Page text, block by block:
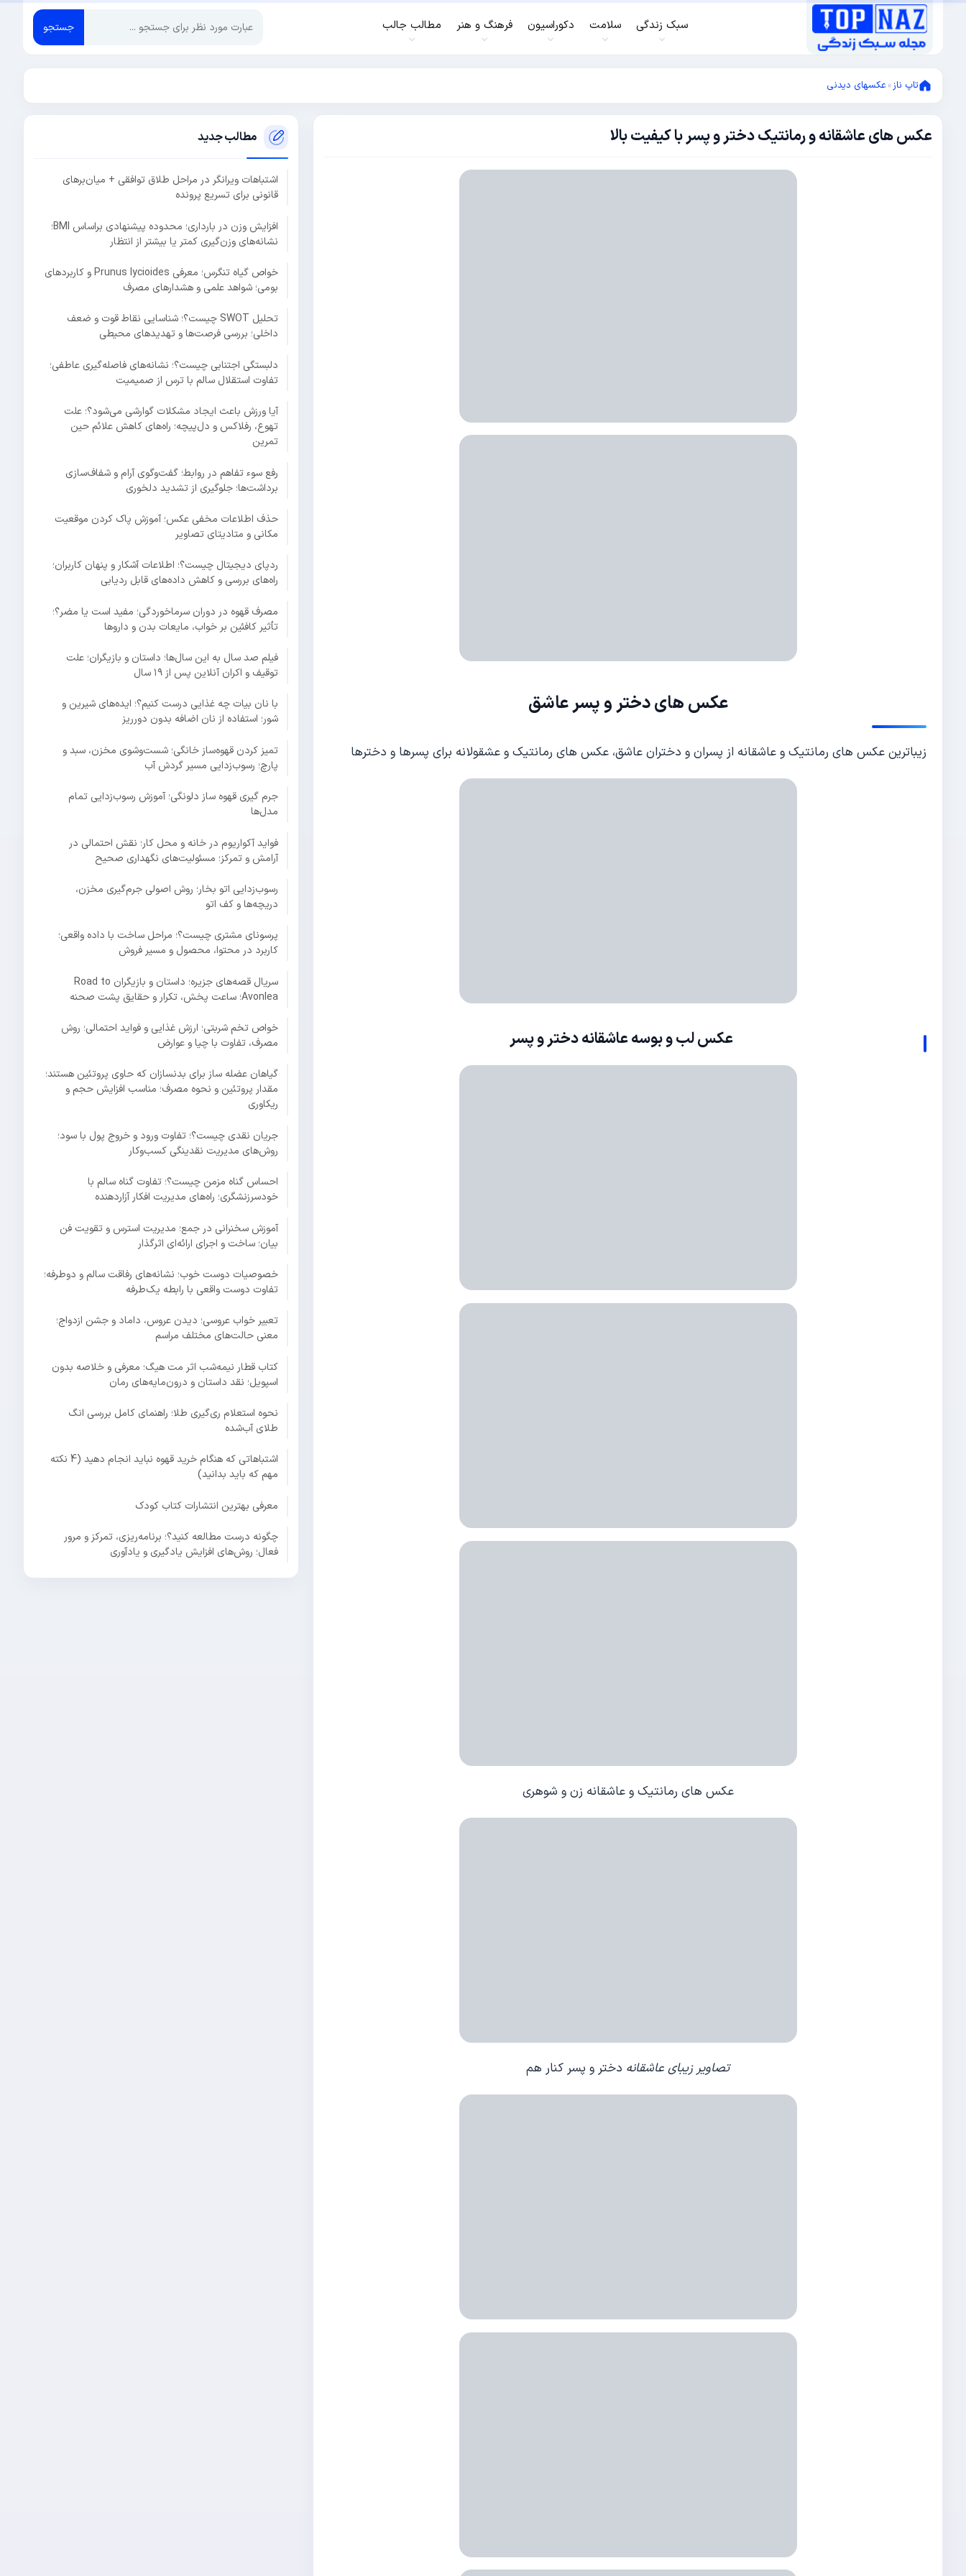
سبک زندگی سلامت دکوراسیون فرهنگ و هنر مطالب جالب جستجو
تاپ ناز»عکسهای دیدنی
عکس های عاشقانه و رمانتیک دختر و پسر با کیفیت بالا
نوامبر
عکس های دختر و پسر عاشق
زیباترین عکس های رمانتیک و عاشقانه از پسران و دختران عاشق، عکس های رمانتیک و عشقولانه برای پسرها و دخترها
عکس لب و بوسه عاشقانه دختر و پسر
عکس های رمانتیک و عاشقانه زن و شوهری
تصاویر زیبای عاشقانه دختر و پسر کنار هم
مطالب جدید
اشتباهات ویرانگر در مراحل طلاق توافقی + میان‌برهای
قانونی برای تسریع پرونده
افزایش وزن در بارداری؛ محدوده پیشنهادی براساس BMI؛
نشانه‌های وزن‌گیری کمتر یا بیشتر از انتظار
خواص گیاه تنگرس؛ معرفی Prunus lycioides و کاربردهای
بومی؛ شواهد علمی و هشدارهای مصرف
تحلیل SWOT چیست؟؛ شناسایی نقاط قوت و ضعف
داخلی؛ بررسی فرصت‌ها و تهدیدهای محیطی
دلبستگی اجتنابی چیست؟؛ نشانه‌های فاصله‌گیری عاطفی؛
تفاوت استقلال سالم با ترس از صمیمیت
آیا ورزش باعث ایجاد مشکلات گوارشی می‌شود؟؛ علت
تهوع، رفلاکس و دل‌پیچه؛ راه‌های کاهش علائم حین
تمرین
رفع سوء تفاهم در روابط؛ گفت‌وگوی آرام و شفاف‌سازی
برداشت‌ها؛ جلوگیری از تشدید دلخوری
حذف اطلاعات مخفی عکس؛ آموزش پاک کردن موقعیت
مکانی و متادیتای تصاویر
ردپای دیجیتال چیست؟؛ اطلاعات آشکار و پنهان کاربران؛
راه‌های بررسی و کاهش داده‌های قابل ردیابی
مصرف قهوه در دوران سرماخوردگی؛ مفید است یا مضر؟؛
تأثیر کافئین بر خواب، مایعات بدن و داروها
فیلم صد سال به این سال‌ها؛ داستان و بازیگران؛ علت
توقیف و اکران آنلاین پس از ۱۹ سال
با نان بیات چه غذایی درست کنیم؟؛ ایده‌های شیرین و
شور؛ استفاده از نان اضافه بدون دورریز
تمیز کردن قهوه‌ساز خانگی؛ شست‌وشوی مخزن، سبد و
پارچ؛ رسوب‌زدایی مسیر گردش آب
جرم گیری قهوه ساز دلونگی؛ آموزش رسوب‌زدایی تمام
مدل‌ها
فواید آکواریوم در خانه و محل کار؛ نقش احتمالی در
آرامش و تمرکز؛ مسئولیت‌های نگهداری صحیح
رسوب‌زدایی اتو بخار؛ روش اصولی جرم‌گیری مخزن،
دریچه‌ها و کف اتو
پرسونای مشتری چیست؟؛ مراحل ساخت با داده واقعی؛
کاربرد در محتوا، محصول و مسیر فروش
سریال قصه‌های جزیره؛ داستان و بازیگران Road to
Avonlea؛ ساعت پخش، تکرار و حقایق پشت صحنه
خواص تخم شربتی؛ ارزش غذایی و فواید احتمالی؛ روش
مصرف، تفاوت با چیا و عوارض
گیاهان عضله ساز برای بدنسازان که حاوی پروتئین هستند؛
مقدار پروتئین و نحوه مصرف؛ مناسب افزایش حجم و
ریکاوری
جریان نقدی چیست؟؛ تفاوت ورود و خروج پول با سود؛
روش‌های مدیریت نقدینگی کسب‌وکار
احساس گناه مزمن چیست؟؛ تفاوت گناه سالم با
خودسرزنشگری؛ راه‌های مدیریت افکار آزاردهنده
آموزش سخنرانی در جمع؛ مدیریت استرس و تقویت فن
بیان؛ ساخت و اجرای ارائه‌ای اثرگذار
خصوصیات دوست خوب؛ نشانه‌های رفاقت سالم و دوطرفه؛
تفاوت دوست واقعی با رابطه یک‌طرفه
تعبیر خواب عروسی؛ دیدن عروس، داماد و جشن ازدواج؛
معنی حالت‌های مختلف مراسم
کتاب قطار نیمه‌شب اثر مت هیگ؛ معرفی و خلاصه بدون
اسپویل؛ نقد داستان و درون‌مایه‌های رمان
نحوه استعلام ری‌گیری طلا؛ راهنمای کامل بررسی انگ
طلای آب‌شده
اشتباهاتی که هنگام خرید قهوه نباید انجام دهید (4 نکته
مهم که باید بدانید)
معرفی بهترین انتشارات کتاب کودک
چگونه درست مطالعه کنید؟؛ برنامه‌ریزی، تمرکز و مرور
فعال؛ روش‌های افزایش یادگیری و یادآوری